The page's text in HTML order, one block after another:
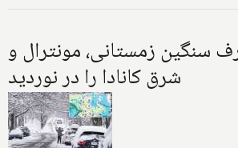
سنگین زمستانی، مونترال و
شرق کانادا را در نوردید